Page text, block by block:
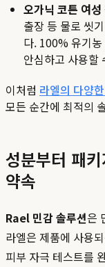
오가닉 코튼 여
출장 등 물로 씻
다. 100% 유기
안심하고 사용할
이처럼 라엘의 다양
모든 순간에 최적의
성분부터 패
약속
Rael 민감 솔루션은
라엘은 제품에 사용
피부 자극 테스트를